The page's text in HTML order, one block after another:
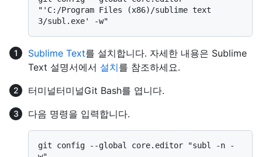
"'C:/Program Files (x86)/sublime text
Sublime Text를 설치합니다. 자세한 내용은 Sublime
Text 설명서에서 설치를 참조하세요.
터미널터미널Git Bash를 엽니다.
다음 명령을 입력합니다.
git config --global core.editor "subl -n -